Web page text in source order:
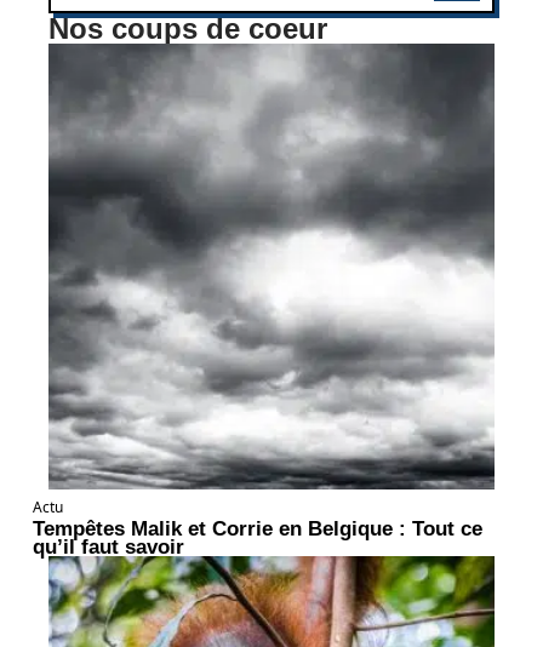
Nos coups de coeur
Actu
Tempêtes Malik et Corrie en Belgique : Tout ce
qu’il faut savoir